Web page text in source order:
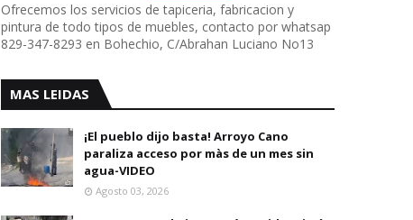
Ofrecemos los servicios de tapiceria, fabricacion y
pintura de todo tipos de muebles, contacto por whatsap
829-347-8293 en Bohechio, C/Abrahan Luciano No13
MAS LEIDAS
¡El pueblo dijo basta! Arroyo Cano
paraliza acceso por màs de un mes sin
agua-VIDEO
Agosto 03, 2026